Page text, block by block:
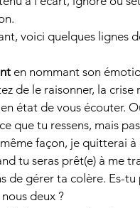
voici quelques lignes
en nommant son
de le raisonner, la crise
état de vous écouter.
que tu ressens, mais
façon, je quitterai à
tu seras prêt(e) à me
de gérer ta colère. Es-tu
deux ?